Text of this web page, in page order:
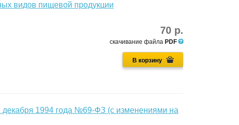
видов пищевой продукции
70 р.
скачивание файла PDF
В корзину
декабря 1994 года №69-ФЗ (с изменениями на